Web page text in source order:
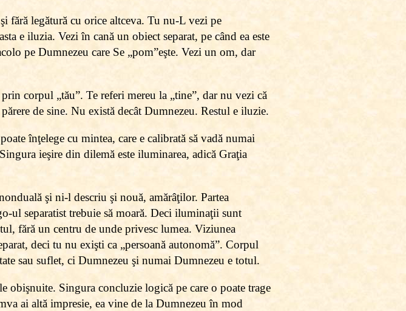
fără legătură cu orice altceva. Tu nu-L vezi pe
e iluzia. Vezi în cană un obiect separat, pe când ea este
pe Dumnezeu care Se „pom”eşte. Vezi un om, dar
corpul „tău”. Te referi mereu la „tine”, dar nu vezi că
de sine. Nu există decât Dumnezeu. Restul e iluzie.
înţelege cu mintea, care e calibrată să vadă numai
ieşire din dilemă este iluminarea, adică Graţia
şi ni-l descriu şi nouă, amărâţilor. Partea
ul separatist trebuie să moară. Deci iluminaţii sunt
fără un centru de unde privesc lumea. Viziunea
deci tu nu exişti ca „persoană autonomă”. Corpul
sau suflet, ci Dumnezeu şi numai Dumnezeu e totul.
Singura concluzie logică pe care o poate trage
ai altă impresie, ea vine de la Dumnezeu în mod